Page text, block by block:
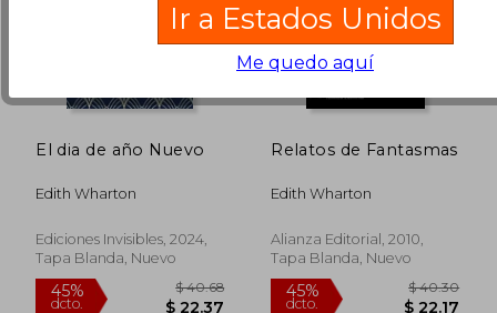
45%
dcto. $ 17.42
45%
dcto. $
El dia de año Nuevo
Edith Wharton
Ediciones Invisibles, 2024,
Tapa Blanda, Nuevo
Relatos de Fantasmas
Edith Wharton
Alianza Editorial, 2010,
Tapa Blanda, Nuevo
Ir a Estados Unidos
Me quedo aquí